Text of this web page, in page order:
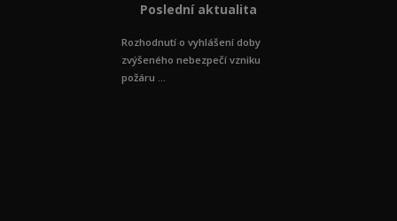
Poslední aktualita
Rozhodnutí o vyhlášení doby
zvýšeného nebezpečí vzniku
požáru ...